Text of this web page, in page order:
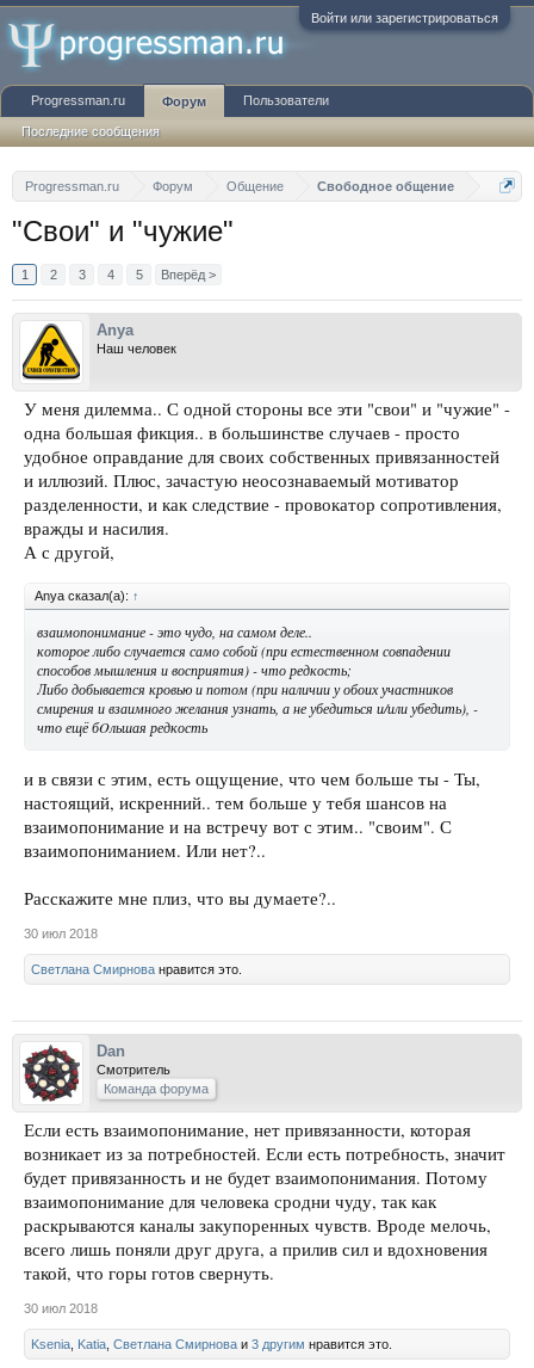
Войти или зарегистрироваться
Progressman.ru Форум Общение Свободное общение
"Свои" и "чужие"
1 2 3 4 5 Вперёд >
Anya
Наш человек
У меня дилемма.. С одной стороны все эти "свои" и "чужие" -
одна большая фикция.. в большинстве случаев - просто
удобное оправдание для своих собственных привязанностей
и иллюзий. Плюс, зачастую неосознаваемый мотиватор
разделенности, и как следствие - провокатор сопротивления,
вражды и насилия.
А с другой,
Anya сказал(а): ↑
взаимопонимание - это чудо, на самом деле..
которое либо случается само собой (при естественном совпадении
способов мышления и восприятия) - что редкость;
Либо добывается кровью и потом (при наличии у обоих участников
смирения и взаимного желания узнать , а не убедиться и/или убедить), -
что ещё бOльшая редкость
и в связи с этим, есть ощущение, что чем больше ты - Ты,
настоящий, искренний.. тем больше у тебя шансов на
взаимопонимание и на встречу вот с этим.. "своим". С
взаимопониманием. Или нет?..
Расскажите мне плиз, что вы думаете?..
30 июл 2018
Светлана Смирнова нравится это.
Dan
Смотритель
Команда форума
Если есть взаимопонимание, нет привязанности, которая
возникает из за потребностей. Если есть потребность, значит
будет привязанность и не будет взаимопонимания. Потому
взаимопонимание для человека сродни чуду, так как
раскрываются каналы закупоренных чувств. Вроде мелочь,
всего лишь поняли друг друга, а прилив сил и вдохновения
такой, что горы готов свернуть.
30 июл 2018
Ksenia Katia Светлана Смирнова и 3 другим нравится это.
Progressman.ru Форум
Последние сообщения
Пользователи